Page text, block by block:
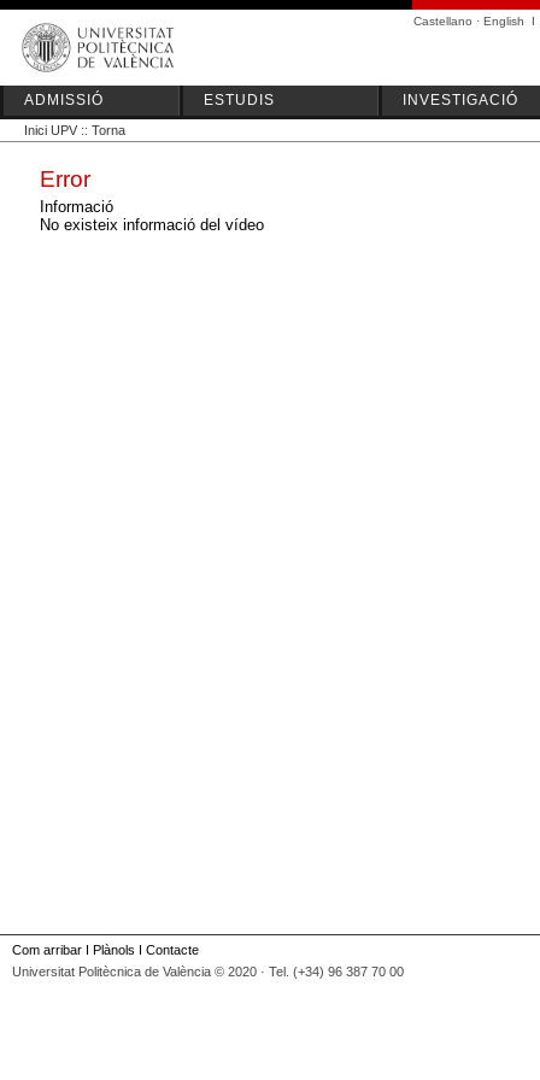
Castellano · English I
ADMISSIÓ ESTUDIS INVESTIGACIÓ
Inici UPV :: Torna
Error
Informació
No existeix informació del vídeo
Com arribar I Plànols I Contacte
Universitat Politècnica de València © 2020 · Tel. (+34) 96 387 70 00